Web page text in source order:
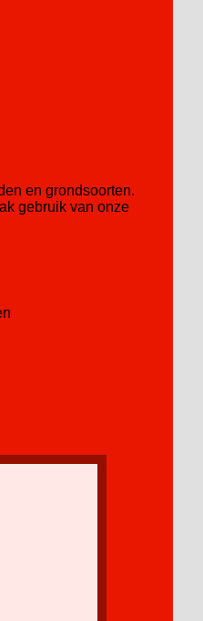
en grondsoorten.
gebruik van onze